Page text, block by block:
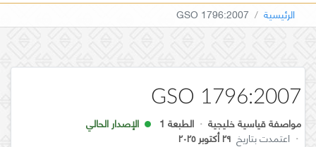
الرئيسية GSO 1796:2007
GSO 1796:2007
مواصفة قياسية خليجية · الطبعة 1
الإصدار الحالي
· اعتمدت بتاريخ ٢٩ أكتوبر ٢٠٢٥